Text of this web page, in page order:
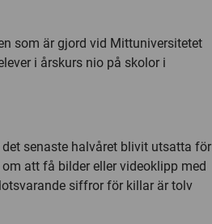
som är gjord vid Mittuniversitetet
i årskurs nio på skolor i
senaste halvåret blivit utsatta för
att få bilder eller videoklipp med
siffror för killar är tolv